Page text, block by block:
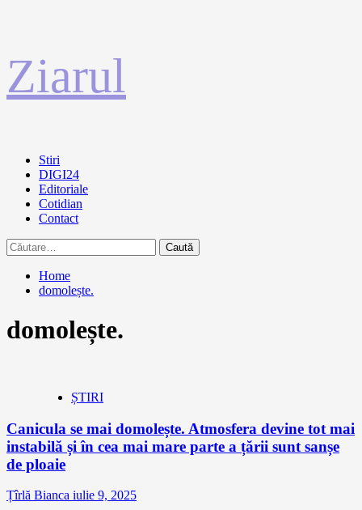
la
conținut
Ziarul
Primary
Menu
Stiri
DIGI24
Editoriale
Cotidian
Contact
Caută
după:
Home
domolește.
domolește.
ȘTIRI
Canicula se mai domolește. Atmosfera devine tot mai
instabilă și în cea mai mare parte a țării sunt sanșe
de ploaie
Țîrlă Bianca iulie 9, 2025